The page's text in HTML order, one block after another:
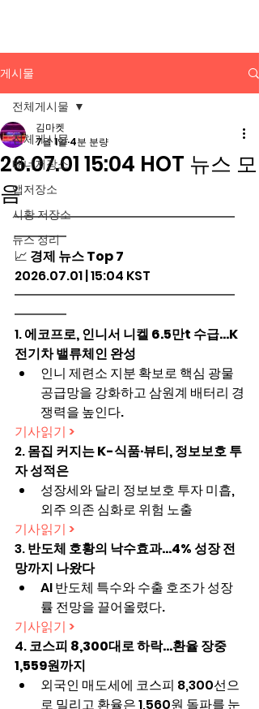
게시물
전체게시물
배너저장소
앱저장소
시황 저장소
뉴스 정리
전체게시물
26.07.01 15:04 HOT 뉴스 모
음
김마켓
7월 1일 4분 분량
━━━━━━━━━━━━━━━━━
━━━━
📈 경제 뉴스 Top 7
2026.07.01 | 15:04 KST
━━━━━━━━━━━━━━━━━
━━━━
1. 에코프로, 인니서 니켈 6.5만t 수급…K
전기차 밸류체인 완성
인니 제련소 지분 확보로 핵심 광물
공급망을 강화하고 삼원계 배터리 경
쟁력을 높인다.
기사읽기 >
2. 몸집 커지는 K-식품·뷰티, 정보보호 투
자 성적은
성장세와 달리 정보보호 투자 미흡,
외주 의존 심화로 위험 노출
기사읽기 >
3. 반도체 호황의 낙수효과…4% 성장 전
망까지 나왔다
AI 반도체 특수와 수출 호조가 성장
률 전망을 끌어올렸다.
기사읽기 >
4. 코스피 8,300대로 하락...환율 장중
1,559원까지
외국인 매도세에 코스피 8,300선으
로 밀리고 환율은 1,560원 돌파를 눈